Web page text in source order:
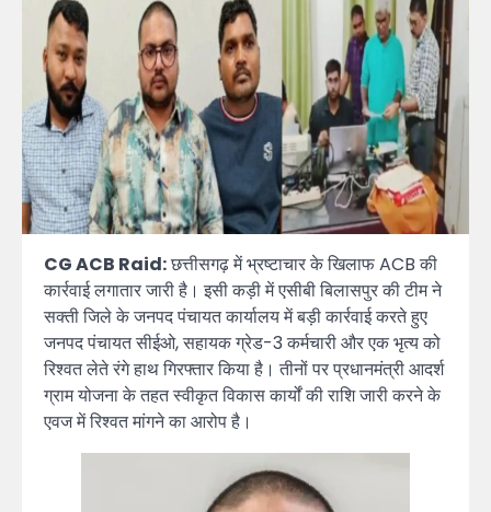
CG ACB Raid:छत्तीसगढ़ में भ्रष्टाचार के खिलाफ ACB की
कार्रवाई लगातार जारी है। इसी कड़ी में एसीबी बिलासपुर की टीम ने
सक्ती जिले के जनपद पंचायत कार्यालय में बड़ी कार्रवाई करते हुए
जनपद पंचायत सीईओ, सहायक ग्रेड-3 कर्मचारी और एक भृत्य को
रिश्वत लेते रंगे हाथ गिरफ्तार किया है। तीनों पर प्रधानमंत्री आदर्श
ग्राम योजना के तहत स्वीकृत विकास कार्यों की राशि जारी करने के
एवज में रिश्वत मांगने का आरोप है।